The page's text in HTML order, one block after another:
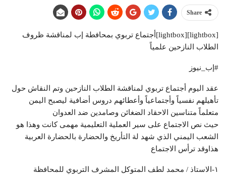
Share
[lightbox][lightbox]أجتماع تربوي بمحافطة إب لمناقشة ظروف
الطلاب النازحين علمياً
#إب_نيوز
عقد اليوم أجتماع تربوي لمناقشة الطلاب النازحين وتم النقاش حول
تأهيلهم نفسياً وأجتماعياً وأعطائهم دروس أضافية ليصبح اليمن
متعلماً متناسين الاحقاد الضغائن وصامدين ضد العدوان
حيث نص الاجتماع على سير العملية التعليمية مهمى كانت وهذا هو
الشعب اليمني الذي شهد لة التأريخ والحضارة بالحضارة العربية
هذاوقد ترأس الاجتماع
١-الاستاذ / محمد لطف المتوكل المشرف التربوي للمحافظة